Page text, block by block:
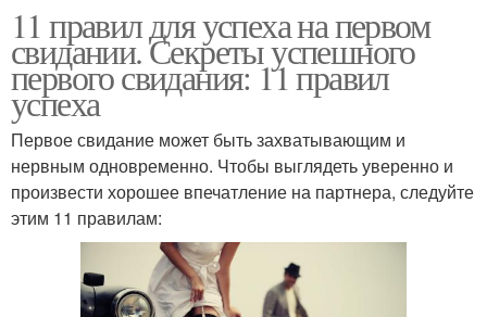
11 правил для успеха на первом
свидании. Секреты успешного
первого свидания: 11 правил
успеха
Первое свидание может быть захватывающим и
нервным одновременно. Чтобы выглядеть уверенно и
произвести хорошее впечатление на партнера, следуйте
этим 11 правилам: